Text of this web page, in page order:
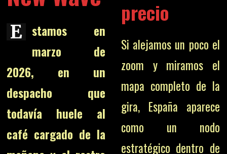
E stamos en
marzo de
2026, en un
despacho que
todavía huele al
café cargado de la
precio
Si alejamos un poco el
zoom y miramos el
mapa completo de la
gira, España aparece
como un nodo
estratégico dentro de